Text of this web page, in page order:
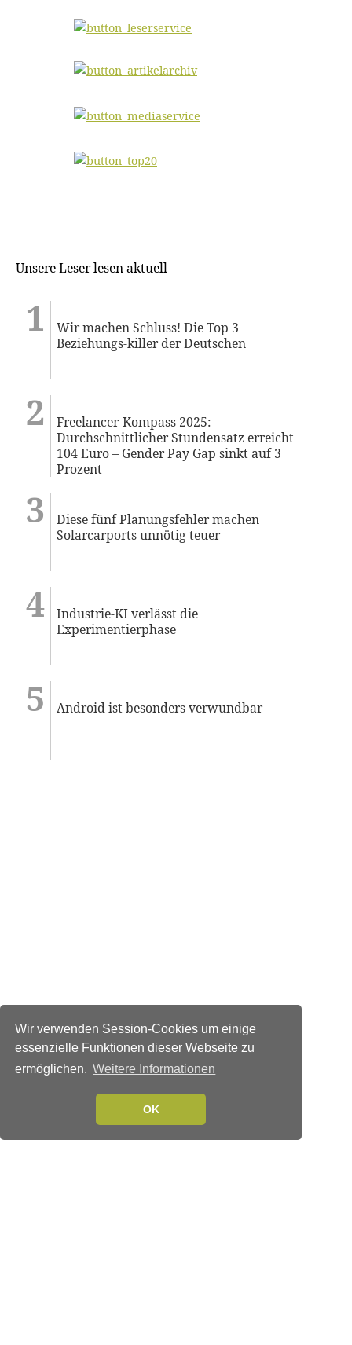
Wir verwenden Session-Cookies um einige
essenzielle Funktionen dieser Webseite zu
ermöglichen. Weitere Informationen
OK
Unsere Leser lesen aktuell
Wir machen Schluss! Die Top 3
Beziehungs-killer der Deutschen
Freelancer-Kompass 2025:
Durchschnittlicher Stundensatz erreicht
104 Euro – Gender Pay Gap sinkt auf 3
Prozent
Diese fünf Planungsfehler machen
Solarcarports unnötig teuer
Industrie-KI verlässt die
Experimentierphase
Android ist besonders verwundbar